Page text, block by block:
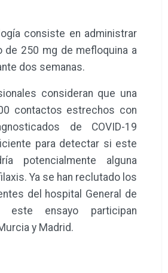
consiste en administrar
de 250 mg de mefloquina a
dos semanas.
consideran que una
contactos estrechos con
de COVID-19
para detectar si este
potencialmente alguna
Ya se han reclutado los
del hospital General de
ensayo participan
y Madrid.